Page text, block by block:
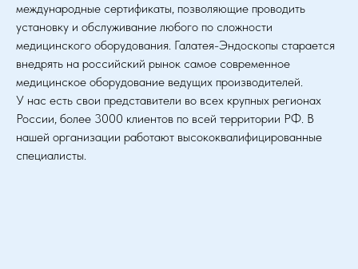
международные сертификаты, позволяющие проводить
установку и обслуживание любого по сложности
медицинского оборудования. Галатея-Эндоскопы старается
внедрять на российский рынок самое современное
медицинское оборудование ведущих производителей.
У нас есть свои представители во всех крупных регионах
России, более 3000 клиентов по всей территории РФ. В
нашей организации работают высококвалифицированные
специалисты.